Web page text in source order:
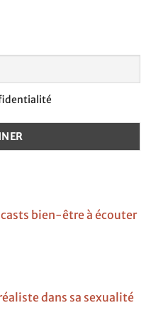
bien-être à écouter
dans sa sexualité